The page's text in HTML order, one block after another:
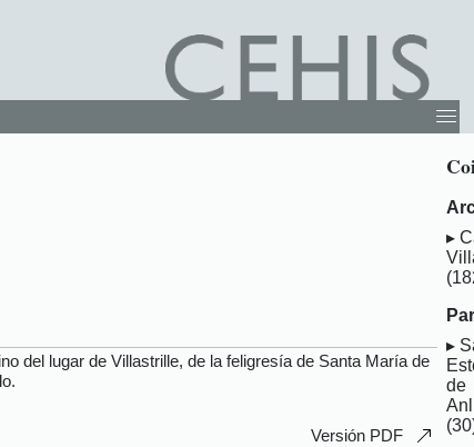
del lugar de Villastrille, de la feligresía de Santa María de
Versión PDF
de